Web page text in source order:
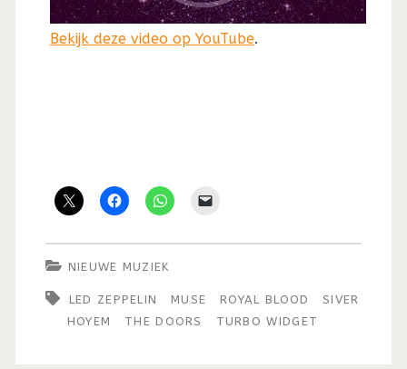
Bekijk deze video op YouTube.
NIEUWE MUZIEK
LED ZEPPELIN MUSE ROYAL BLOOD
SIVER
HOYEM
THE DOORS TURBO WIDGET